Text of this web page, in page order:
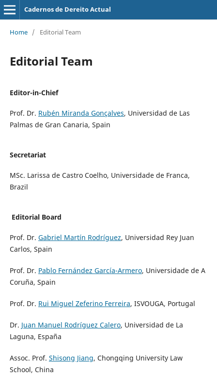
Cadernos de Dereito Actual
Home / Editorial Team
Editorial Team
Editor-in-Chief
Prof. Dr. Rubén Miranda Gonçalves, Universidad de Las
Palmas de Gran Canaria, Spain
Secretariat
MSc. Larissa de Castro Coelho, Universidade de Franca,
Brazil
Editorial Board
Prof. Dr. Gabriel Martín Rodríguez, Universidad Rey Juan
Carlos, Spain
Prof. Dr. Pablo Fernández García-Armero, Universidade de A
Coruña, Spain
Prof. Dr. Rui Miguel Zeferino Ferreira, ISVOUGA, Portugal
Dr. Juan Manuel Rodríguez Calero, Universidad de La
Laguna, España
Assoc. Prof. Shisong Jiang, Chongqing University Law
School, China